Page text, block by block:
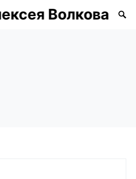
Волкова